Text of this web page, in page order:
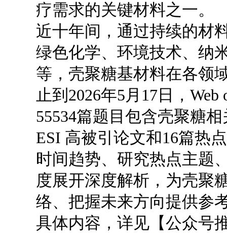
疗需求的关键材料之一。
近十年间，通过持续的材
绿色化学、环境技术、纳
等，壳聚糖基材料在各领
止到2026年5月17日，
55534篇题目包含壳聚糖
ESI 高被引论文和16篇热
时间趋势、研究热点主题
度展开深度解析，为壳聚
络、把握未来方向提供参
具体内容，详见【公众号